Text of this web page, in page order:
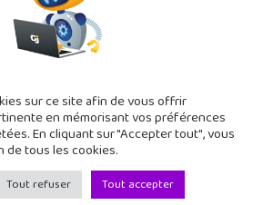
combat multijoueurs ultra efficace et
cet automne ? Alors qu'une
mobile entre puzzle à la Candy
sur ce site afin de vous offrir
en mémorisant vos préférences
En cliquant sur "Accepter tout", vous
tous les cookies.
Tout refuser Tout accepter